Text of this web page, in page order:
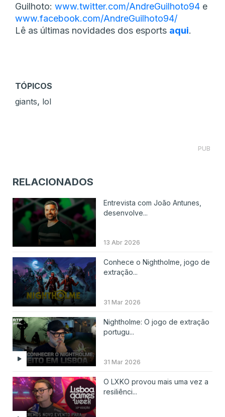
Guilhoto: www.twitter.com/AndreGuilhoto94 e
www.facebook.com/AndreGuilhoto94/
Lê as últimas novidades dos esports aqui.
TÓPICOS
giants, lol
PUB
RELACIONADOS
Entrevista com João Antunes,
desenvolve...
13 Abr 2026
Conhece o Nightholme, jogo de
extração...
31 Mar 2026
Nightholme: O jogo de extração
portugu...
31 Mar 2026
O LXKO provou mais uma vez a
resiliênci...